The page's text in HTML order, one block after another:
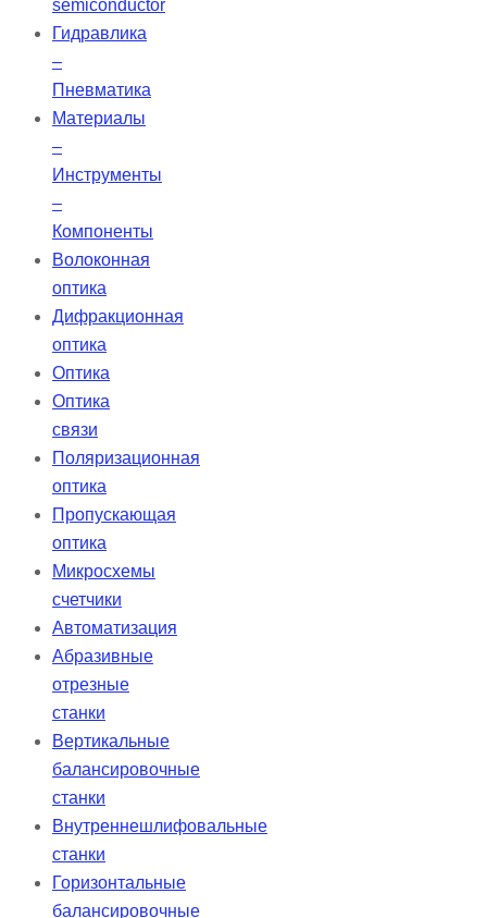
semiconductor
Гидравлика
–
Пневматика
Материалы
–
Инструменты
–
Компоненты
Волоконная
оптика
Дифракционная
оптика
Оптика
Оптика
связи
Поляризационная
оптика
Пропускающая
оптика
Микросхемы
счетчики
Автоматизация
Абразивные
отрезные
станки
Вертикальные
балансировочные
станки
Внутреннешлифовальные
станки
Горизонтальные
балансировочные